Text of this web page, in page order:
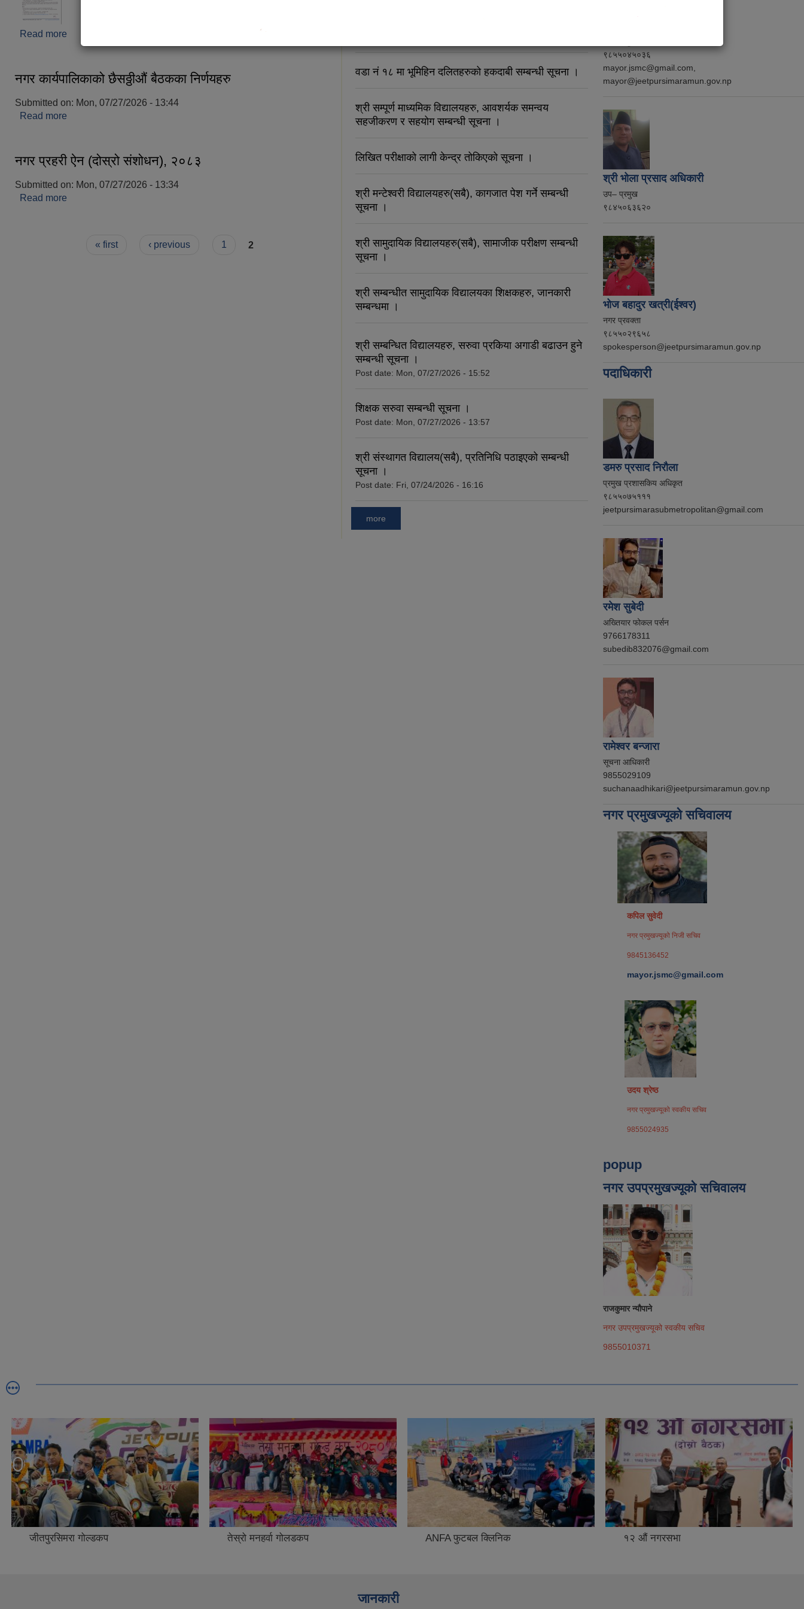
Read more
नगर कार्यपालिकाको छैसठ्ठीऔं बैठकका निर्णयहरु
Submitted on: Mon, 07/27/2026 - 13:44
Read more
नगर प्रहरी ऐन (दोस्रो संशोधन), २०८३
Submitted on: Mon, 07/27/2026 - 13:34
Read more
« first ‹ previous 1 2
वडा नं १८ मा भूमिहिन दलितहरुको हकदाबी सम्बन्धी सूचना ।
श्री सम्पूर्ण माध्यमिक विद्यालयहरु, आवशर्यक समन्वय
सहजीकरण र सहयोग सम्बन्धी सूचना ।
लिखित परीक्षाको लागी केन्द्र तोकिएको सूचना ।
श्री मन्टेश्वरी विद्यालयहरु(सबै), कागजात पेश गर्ने सम्बन्धी
सूचना ।
श्री सामुदायिक विद्यालयहरु(सबै), सामाजीक परीक्षण सम्बन्धी
सूचना ।
श्री सम्बन्धीत सामुदायिक विद्यालयका शिक्षकहरु, जानकारी
सम्बन्धमा ।
श्री सम्बन्धित विद्यालयहरु, सरुवा प्रकिया अगाडी बढाउन हुने
सम्बन्धी सूचना ।
Post date: Mon, 07/27/2026 - 15:52
शिक्षक सरुवा सम्बन्धी सूचना ।
Post date: Mon, 07/27/2026 - 13:57
श्री संस्थागत विद्यालय(सबै), प्रतिनिधि पठाइएको सम्बन्धी
सूचना ।
Post date: Fri, 07/24/2026 - 16:16
more
९८५५०४५०३६
mayor.jsmc@gmail.com,
mayor@jeetpursimaramun.gov.np
श्री भोला प्रसाद अधिकारी
उप– प्रमुख
९८४५०६३६२०
भोज बहादुर खत्री(ईश्वर)
नगर प्रवक्ता
९८५५०२९६५८
spokesperson@jeetpursimaramun.gov.np
पदाधिकारी
डमरु प्रसाद निरौला
प्रमुख प्रशासकिय अधिकृत
९८५५०७५१११
jeetpursimarasubmetropolitan@gmail.com
रमेश सुबेदी
अख्तियार फोकल पर्सन
9766178311
subedib832076@gmail.com
रामेश्वर बन्जारा
सूचना आधिकारी
9855029109
suchanaadhikari@jeetpursimaramun.gov.np
नगर प्रमुखज्यूको सचिवालय
कपिल सुवेदी
नगर प्रमुखज्यूको निजी सचिव
9845136452
mayor.jsmc@gmail.com
उदय श्रेष्ठ
नगर प्रमुखज्यूको स्वकीय सचिव
9855024935
popup
नगर उपप्रमुखज्यूको सचिवालय
राजकुमार न्यौपाने
नगर उपप्रमुखज्यूको स्वकीय सचिव
9855010371
जीतपुरसिमरा गोल्डकप तेस्रो मनहर्वा गोलडकप ANFA फुटबल क्लिनिक १२ ‌औं नगरसभा
जानकारी